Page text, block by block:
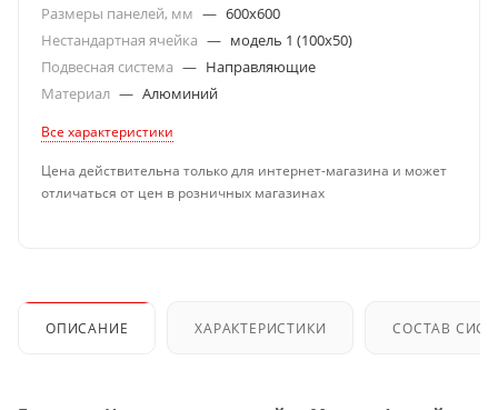
Размеры панелей, мм — 600x600
Нестандартная ячейка — модель 1 (100х50)
Подвесная система — Направляющие
Материал — Алюминий
Все характеристики
Цена действительна только для интернет-магазина и может
отличаться от цен в розничных магазинах
ОПИСАНИЕ ХАРАКТЕРИСТИКИ СОСТАВ